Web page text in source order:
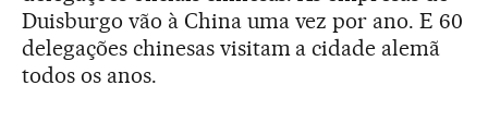
Duisburgo vão à China uma vez por ano. E 60
delegações chinesas visitam a cidade alemã
todos os anos.